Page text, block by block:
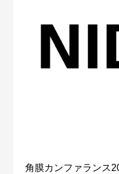
角膜カンファランス